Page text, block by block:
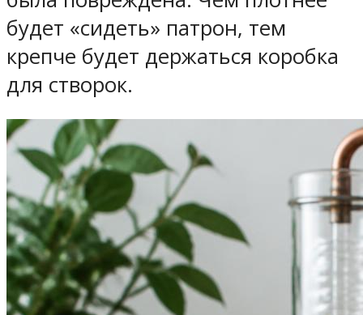
будет «сидеть» патрон, тем
крепче будет держаться коробка
для створок.